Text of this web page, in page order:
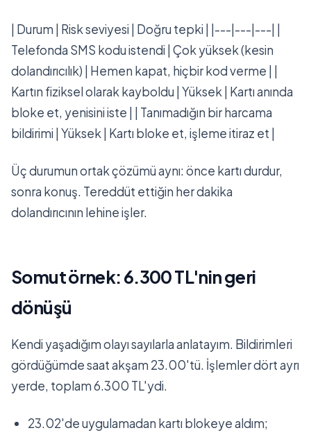
| Durum | Risk seviyesi | Doğru tepki | |---|---|---| |
Telefonda SMS kodu istendi | Çok yüksek (kesin
dolandırıcılık) | Hemen kapat, hiçbir kod verme | |
Kartın fiziksel olarak kayboldu | Yüksek | Kartı anında
bloke et, yenisini iste | | Tanımadığın bir harcama
bildirimi | Yüksek | Kartı bloke et, işleme itiraz et |
Üç durumun ortak çözümü aynı: önce kartı durdur,
sonra konuş. Tereddüt ettiğin her dakika
dolandırıcının lehine işler.
Somut örnek: 6.300 TL'nin geri
dönüşü
Kendi yaşadığım olayı sayılarla anlatayım. Bildirimleri
gördüğümde saat akşam 23.00'tü. İşlemler dört ayrı
yerde, toplam 6.300 TL'ydi.
23.02'de uygulamadan kartı blokeye aldım;